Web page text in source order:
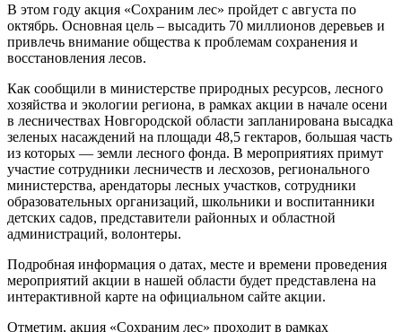
В этом году акция «Сохраним лес» пройдет с августа по
октябрь. Основная цель – высадить 70 миллионов деревьев и
привлечь внимание общества к проблемам сохранения и
восстановления лесов.
Как сообщили в министерстве природных ресурсов, лесного
хозяйства и экологии региона, в рамках акции в начале осени
в лесничествах Новгородской области запланирована высадка
зеленых насаждений на площади 48,5 гектаров, большая часть
из которых — земли лесного фонда. В мероприятиях примут
участие сотрудники лесничеств и лесхозов, регионального
министерства, арендаторы лесных участков, сотрудники
образовательных организаций, школьники и воспитанники
детских садов, представители районных и областной
администраций, волонтеры.
Подробная информация о датах, месте и времени проведения
мероприятий акции в нашей области будет представлена на
интерактивной карте на официальном сайте акции.
Отметим, акция «Сохраним лес» проходит в рамках